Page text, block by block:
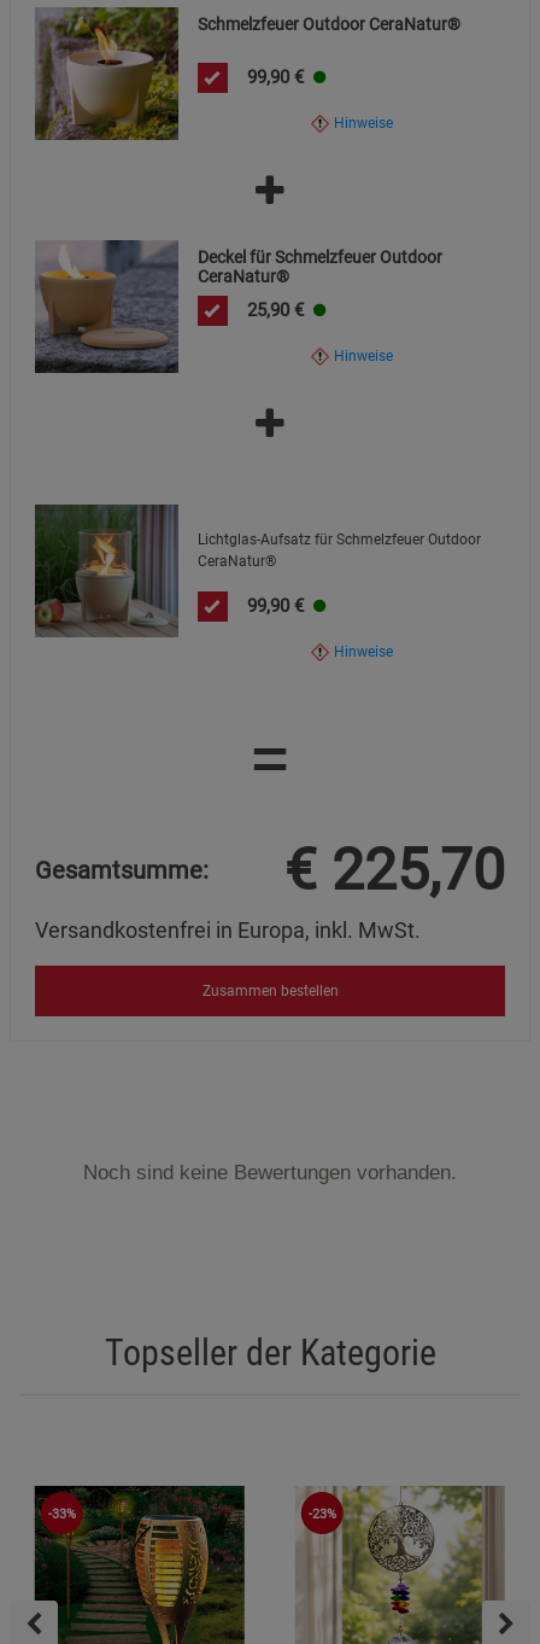
Schmelzfeuer Outdoor CeraNatur®
99,90 €
Hinweise
Deckel für Schmelzfeuer Outdoor
CeraNatur®
25,90 €
Hinweise
Lichtglas-Aufsatz für Schmelzfeuer Outdoor
CeraNatur®
99,90 €
Hinweise
=
Gesamtsumme: € 225,70
Versandkostenfrei in Europa, inkl. MwSt.
Zusammen bestellen
Noch sind keine Bewertungen vorhanden.
Topseller der Kategorie
-33% -23%